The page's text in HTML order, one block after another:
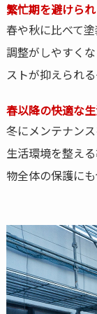
繁忙期を避けら
春や秋に比べて
調整がしやすく
ストが抑えられる
春以降の快適な
冬にメンテナン
生活環境を整え
物全体の保護にも